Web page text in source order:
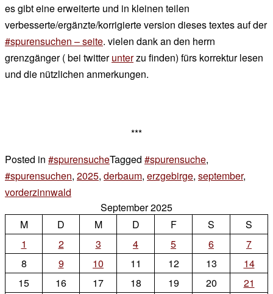
es gibt eine erweiterte und in kleinen teilen
verbesserte/ergänzte/korrigierte version dieses textes auf der
#spurensuchen – seite. vielen dank an den herrn
grenzgänger ( bei twitterunterzu finden) fürs korrektur lesen
und die nützlichen anmerkungen.
***
Posted in #spurensucheTagged #spurensuche,
#spurensuchen, 2025, derbaum, erzgebirge, september,
vorderzinnwald
gebirge
September 2025
M
D M D F S
S
1
2 3 4 5 6
7
8
9 10 11 12 13
14
15
16 17 18 19 20
21